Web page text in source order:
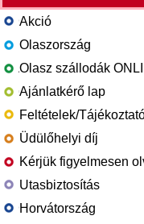
Akció
Olaszország
Olasz szállodák
Ajánlatkérő lap
Feltételek/
Üdülőhelyi díj
Kérjük figyelmesen
Utasbiztosítás
Horvátország